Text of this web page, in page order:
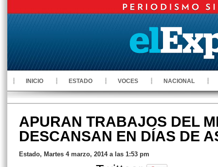
INICIO ESTADO VOCES NACIONAL
APURAN TRABAJOS DEL
DESCANSAN EN DÍAS DE
Estado, Martes 4 marzo, 2014 a las 1:53 pm